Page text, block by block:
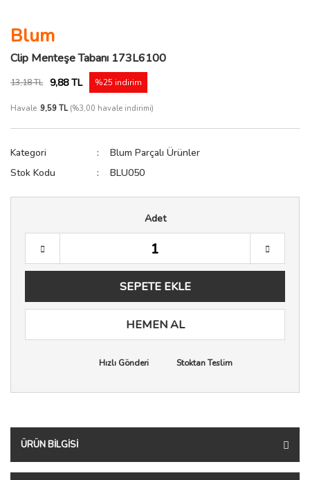
Blum
Clip Menteşe Tabanı 173L6100
13,18 TL 9,88 TL %25 indirim
Havale 9,59 TL(%3,00 havale indirimi)
Kategori
Blum Parçalı Ürünler
Stok Kodu
BLU050
Adet
SEPETE EKLE
HEMEN AL
Hızlı Gönderi Stoktan Teslim
ÜRÜN BILGISI